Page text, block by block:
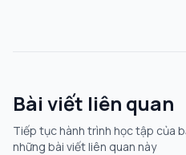
Bài viết liên quan
Tiếp tục hành trình học tập của
những bài viết liên quan này